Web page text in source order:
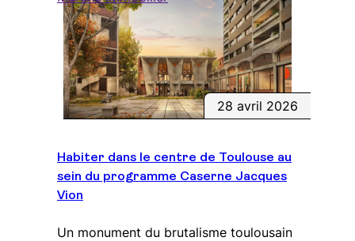
28 avril 2026
Habiter dans le centre de Toulouse au
sein du programme Caserne Jacques
Vion
Un monument du brutalisme toulousain